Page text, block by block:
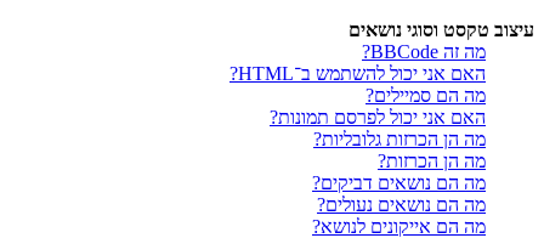
עיצוב טקסט וסוגי נושאים
מה זה BBCode?
האם אני יכול להשתמש ב־HTML?
מה הם סמיילים?
האם אני יכול לפרסם תמונות?
מה הן הכרזות גלובליות?
מה הן הכרזות?
מה הם נושאים דביקים?
מה הם נושאים נעולים?
מה הם אייקונים לנושא?